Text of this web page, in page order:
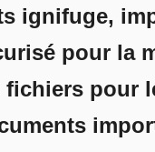
ignifuge,
pour la
pour